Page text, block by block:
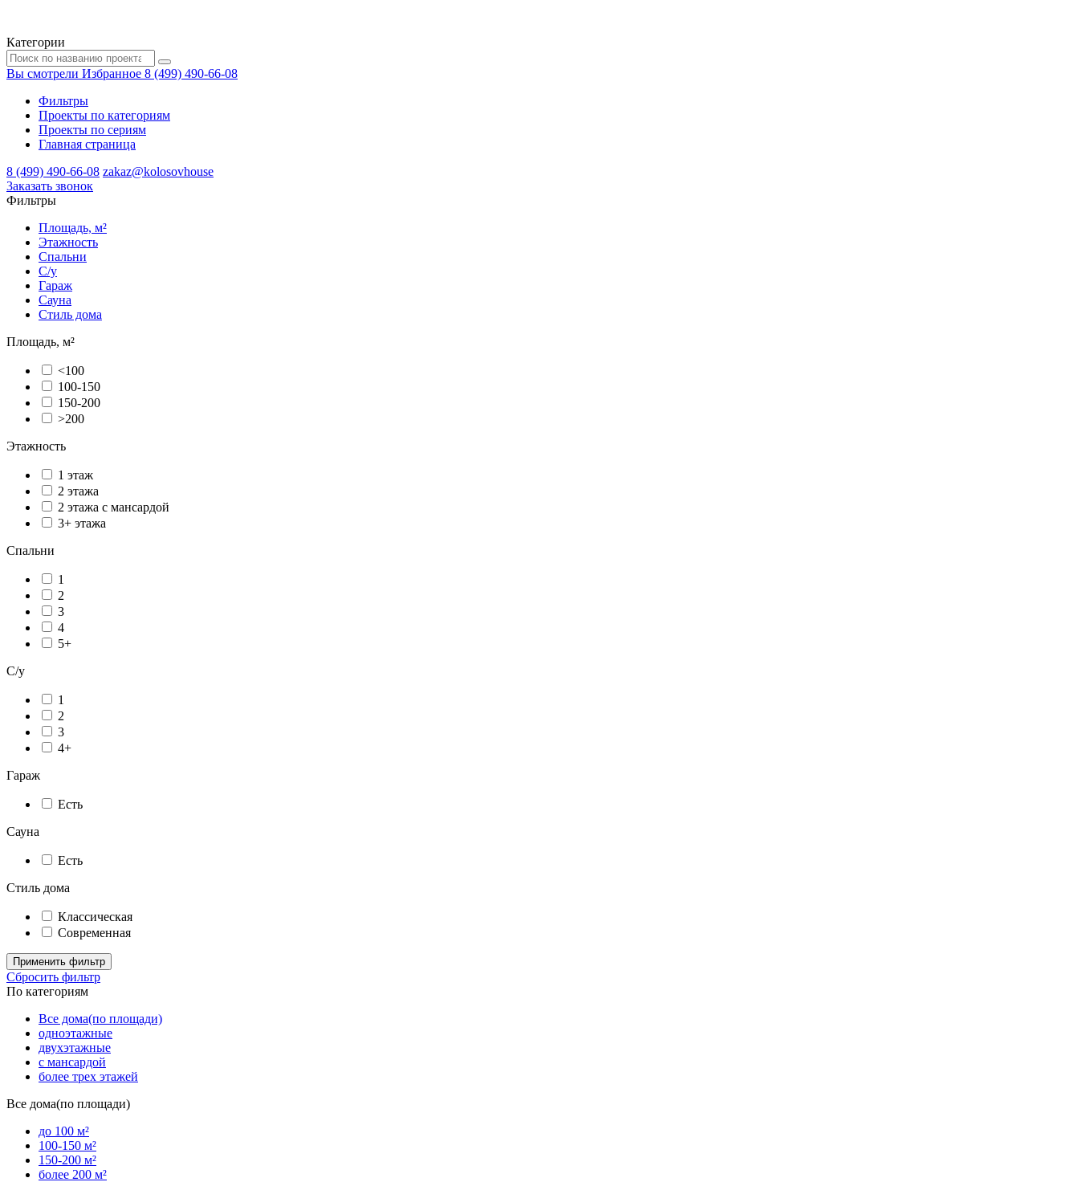
Категории
Вы смотрели Избранное 8 (499) 490-66-08
Фильтры
Проекты по категориям
Проекты по сериям
Главная страница
8 (499) 490-66-08 zakaz@kolosovhouse
3аказать звонок
Фильтры
Площадь, м²
Этажность
Спальни
С/у
Гараж
Сауна
Стиль дома
Площадь, м²
<100
100-150
150-200
>200
Этажность
1 этаж
2 этажа
2 этажа с мансардой
3+ этажа
Спальни
1
2
3
4
5+
С/у
1
2
3
4+
Гараж
Есть
Сауна
Есть
Стиль дома
Классическая
Современная
Применить фильтр
Сбросить фильтр
По категориям
Все дома(по площади)
одноэтажные
двухэтажные
с мансардой
более трех этажей
Все дома(по площади)
до 100 м²
100-150 м²
150-200 м²
более 200 м²